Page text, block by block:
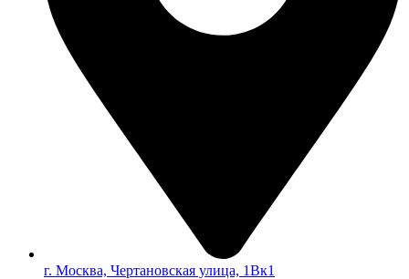
г. Москва, Чертановская улица, 1Вк1